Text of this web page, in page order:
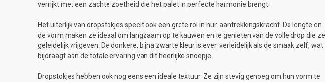
verrijkt met een zachte zoetheid die het palet in perfecte harmonie brengt.
Het uiterlijk van dropstokjes speelt ook een grote rol in hun aantrekkingskracht. De lengte en
de vorm maken ze ideaal om langzaam op te kauwen en te genieten van de volle drop die ze
geleidelijk vrijgeven. De donkere, bijna zwarte kleur is even verleidelijk als de smaak zelf, wat
bijdraagt aan de totale ervaring van dit heerlijke snoepje.
Dropstokjes hebben ook nog eens een ideale textuur. Ze zijn stevig genoeg om hun vorm te